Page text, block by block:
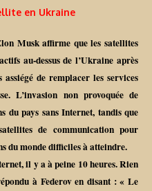
en Ukraine
Musk affirme que les satellites
au-dessus de l’Ukraine après
de remplacer les services
L’invasion non provoquée de
du pays sans Internet, tandis que
de communication pour
du monde difficiles à atteindre.
il y a à peine 10 heures. Rien
à Federov en disant : « Le